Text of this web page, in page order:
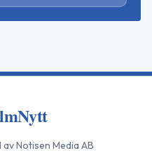
Notisen Media AB